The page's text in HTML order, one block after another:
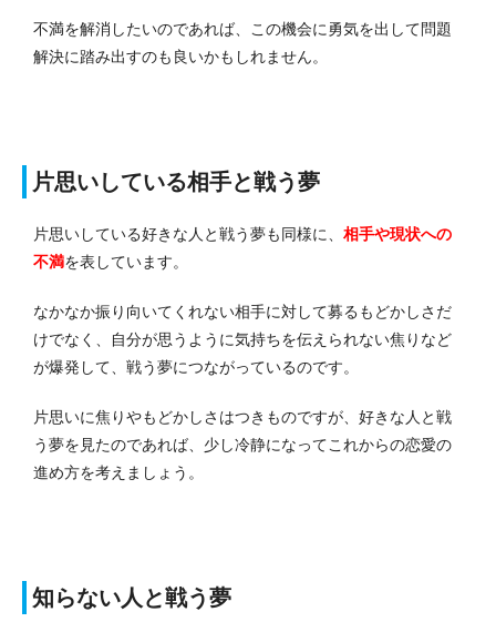
不満を解消したいのであれば、この機会に勇気を出して問題
解決に踏み出すのも良いかもしれません。
片思いしている相手と戦う夢
片思いしている好きな人と戦う夢も同様に、 相手や現状への
不満を表しています。
なかなか振り向いてくれない相手に対して募るもどかしさだ
けでなく、自分が思うように気持ちを伝えられない焦りなど
が爆発して、戦う夢につながっているのです。
片思いに焦りやもどかしさはつきものですが、好きな人と戦
う夢を見たのであれば、少し冷静になってこれからの恋愛の
進め方を考えましょう。
知らない人と戦う夢